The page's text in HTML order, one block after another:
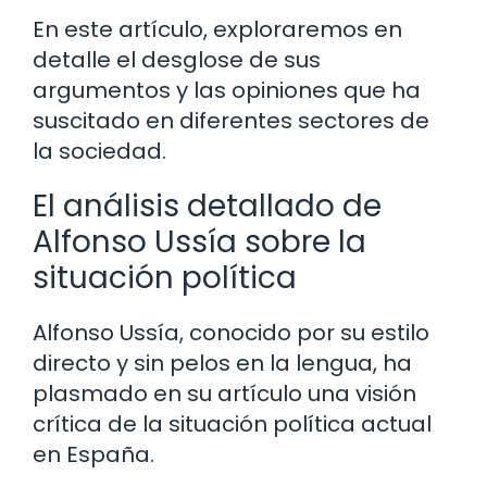
En este artículo, exploraremos en
detalle el desglose de sus
argumentos y las opiniones que ha
suscitado en diferentes sectores de
la sociedad.
El análisis detallado de
Alfonso Ussía sobre la
situación política
Alfonso Ussía, conocido por su estilo
directo y sin pelos en la lengua, ha
plasmado en su artículo una visión
crítica de la situación política actual
en España.